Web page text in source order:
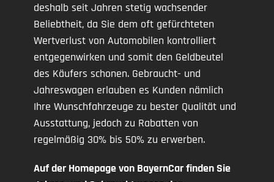
deshalb seit Jahren stetig wachsender
Beliebtheit, da Sie dem oft gefürchteten
Wertverlust von Automobilen kontrolliert
entgegenwirken und somit den Geldbeutel
des Käufers schonen. Gebraucht- und
Jahreswagen erlauben es Kunden nämlich
Ihre Wunschfahrzeuge zu bester Qualität und
Ausstattung, jedoch zu Rabatten von
regelmäßig 30% bis 50% zu erwerben.
Auf der Homepage von BayernCar finden Sie